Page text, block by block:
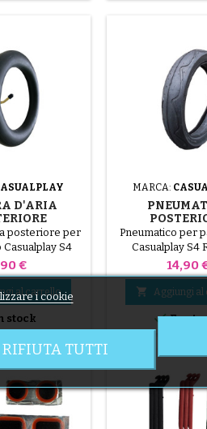
D'ARIA
S4
posteriore per
S4
203
€
al carrello
stock
MARCA:
REVERSE
Pneumatico per
Casualplay S4
280x50-
Prezzo
14,90
 Aggiungi
En
i cookie
RIFIUTA TUTTI